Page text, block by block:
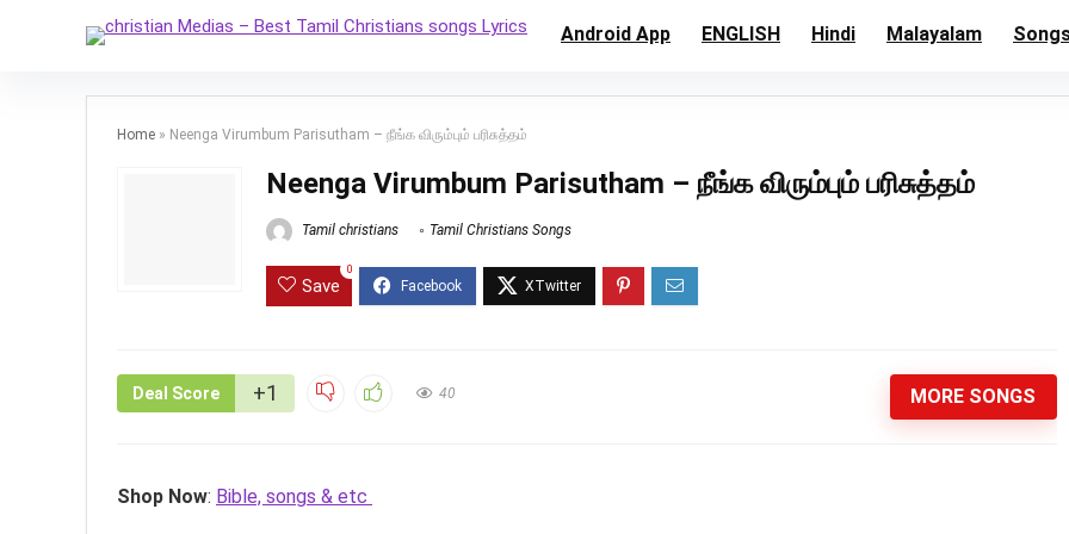
Android App ENGLISH Hindi Malayalam
Home » Neenga Virumbum Parisutham – நீங்க விரும்பும் பரிசுத்தம்
Neenga Virumbum Parisutham – நீங்க விரும்பும் பரிசுத்தம்
Tamil christians Tamil Christians Songs
Save
0
Deal Score +1 40 MORE SONGS
Shop Now: Bible, songs & etc